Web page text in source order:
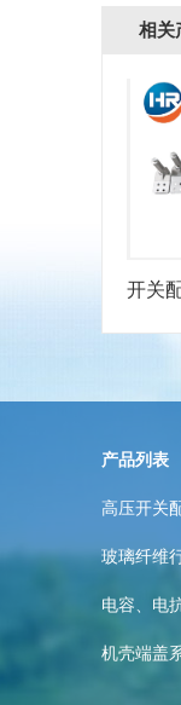
相关
开关
产品列表
高压开关
玻璃纤维
电容、电
机壳端盖